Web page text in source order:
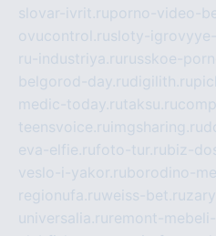
slovar-ivrit.ruporno-video-
ovucontrol.rusloty-
ru-industriya.ru russkoe-
belgorod-day.rudigilith.ru
medic-today.rutaksu.ru
teensvoice.ru imgsharing.ru
eva-elfie.rufoto-tur.rubiz-
veslo-i-yakor.ruborodino-
regionufa.ruweiss-bet.ru
universalia.ru remont-